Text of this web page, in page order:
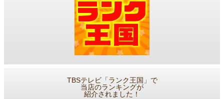
TBSテレビ「ランク王国」で
当店のランキングが
紹介されました！